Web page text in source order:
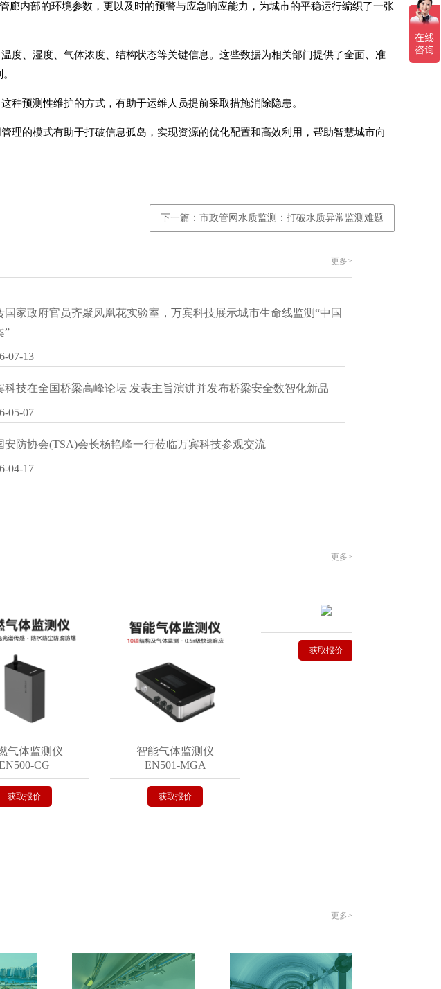
廊内部的环境参数，更以及时的预警与应急响应能力，为城市的平稳运行编织了一张
度、湿度、气体浓度、结构状态等关键信息。这些数据为相关部门提供了全面、准
种预测性维护的方式，有助于运维人员提前采取措施消除隐患。
理的模式有助于打破信息孤岛，实现资源的优化配置和高效利用，帮助智慧城市向
下一篇：市政管网水质监测：打破水质异常监测难题
更多>
国家政府官员齐聚凤凰花实验室，万宾科技展示城市生命线监测“中国
”
07-13
科技在全国桥梁高峰论坛 发表主旨演讲并发布桥梁安全数智化新品
05-07
安防协会(TSA)会长杨艳峰一行莅临万宾科技参观交流
04-17
更多>
监测仪
CG
报价
智能气体监测仪
EN501-MGA
获取报价
获取报价
更多>